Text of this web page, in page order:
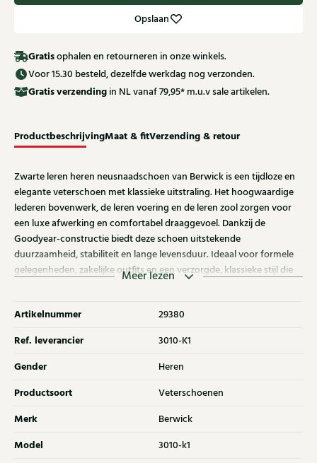
Opslaan
Gratisophalen en retourneren in onze winkels.
Voor 15.30 besteld, dezelfde werkdag nog verzonden.
Gratisverzending in NL vanaf 79,95* m.u.v sale artikelen.
ProductbeschrijvingMaat & fitVerzending & retour
Zwarte leren heren neusnaadschoen van Berwick is een tijdloze en
elegante veterschoen met klassieke uitstraling. Het hoogwaardige
lederen bovenwerk, de leren voering en de leren zool zorgen voor
een luxe afwerking en comfortabel draaggevoel. Dankzij de
Goodyear-constructie biedt deze schoen uitstekende
duurzaamheid, stabiliteit en lange levensduur. Ideaal voor formele
gelegenheden, zakelijke outfits en een verzorgde, klassieke stijl die
Meer lezen
Artikelnummer 29380
Ref. leverancier 3010-K1
Gender Heren
Productsoort Veterschoenen
Merk Berwick
Model 3010-k1